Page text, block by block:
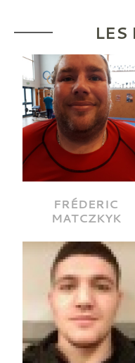
LES
FRÉDERIC
MATCZKYK